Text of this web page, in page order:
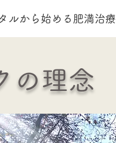
ルから始める肥満治療
の理念